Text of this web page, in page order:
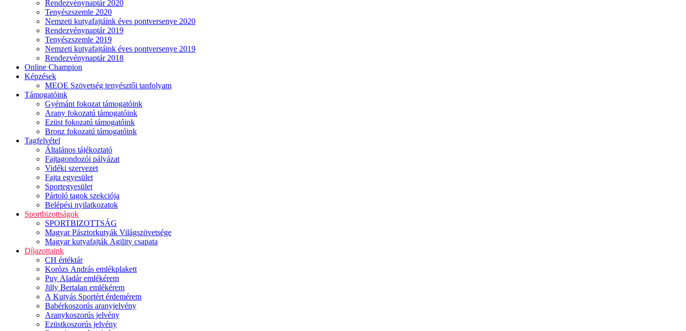
Rendezvénynaptár 2020
Tenyészszemle 2020
Nemzeti kutyafajtáink éves pontversenye 2020
Rendezvénynaptár 2019
Tenyészszemle 2019
Nemzeti kutyafajtáink éves pontversenye 2019
Rendezvénynaptár 2018
Online Champion
Képzések
MEOE Szövetség tenyésztői tanfolyam
Támogatóink
Gyémánt fokozat támogatóink
Arany fokozatú támogatóink
Ezüst fokozatú támogatóink
Bronz fokozatú támogatóink
Tagfelvétel
Általános tájékoztató
Fajtagondozói pályázat
Vidéki szervezet
Fajta egyesület
Sportegyesület
Pártoló tagok szekciója
Belépési nyilatkozatok
Sportbizottságok
SPORTBIZOTTSÁG
Magyar Pásztorkutyák Világszövetsége
Magyar kutyafajták Agility csapata
Díjazottaink
CH értéktár
Korózs András emlékplakett
Puy Aladár emlékérem
Jilly Bertalan emlékérem
A Kutyás Sportért érdemérem
Babérkoszorús aranyjelvény
Aranykoszorús jelvény
Ezüstkoszorús jelvény